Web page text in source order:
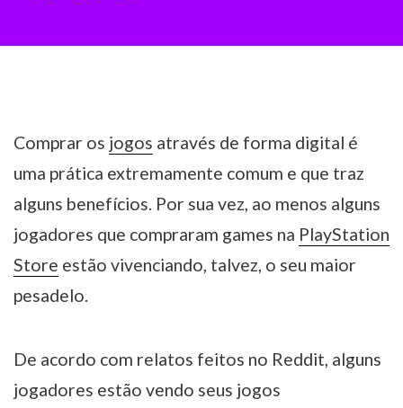
Comprar os jogos através de forma digital é
uma prática extremamente comum e que traz
alguns benefícios. Por sua vez, ao menos alguns
jogadores que compraram games na PlayStation
Store estão vivenciando, talvez, o seu maior
pesadelo.
De acordo com relatos feitos no Reddit, alguns
jogadores estão vendo seus jogos